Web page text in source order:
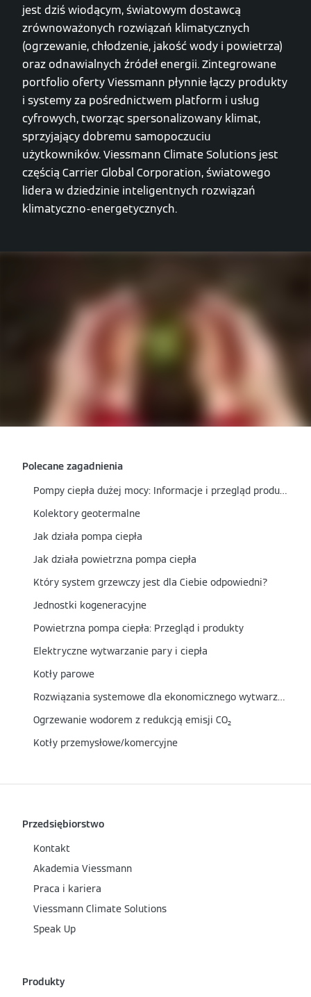
jest dziś wiodącym, światowym dostawcą
zrównoważonych rozwiązań klimatycznych
(ogrzewanie, chłodzenie, jakość wody i powietrza)
oraz odnawialnych źródeł energii. Zintegrowane
portfolio oferty Viessmann płynnie łączy produkty
i systemy za pośrednictwem platform i usług
cyfrowych, tworząc spersonalizowany klimat,
sprzyjający dobremu samopoczuciu
użytkowników. Viessmann Climate Solutions jest
częścią Carrier Global Corporation, światowego
lidera w dziedzinie inteligentnych rozwiązań
klimatyczno-energetycznych.
Polecane zagadnienia
Pompy ciepła dużej mocy: Informacje i przegląd produktów
Kolektory geotermalne
Jak działa pompa ciepła
Jak działa powietrzna pompa ciepła
Który system grzewczy jest dla Ciebie odpowiedni?
Jednostki kogeneracyjne
Powietrzna pompa ciepła: Przegląd i produkty
Elektryczne wytwarzanie pary i ciepła
Kotły parowe
Rozwiązania systemowe dla ekonomicznego wytwarzania wody gorącej i pary
Ogrzewanie wodorem z redukcją emisji CO₂
Kotły przemysłowe/komercyjne
Przedsiębiorstwo
Kontakt
Akademia Viessmann
Praca i kariera
Viessmann Climate Solutions
Speak Up
Produkty